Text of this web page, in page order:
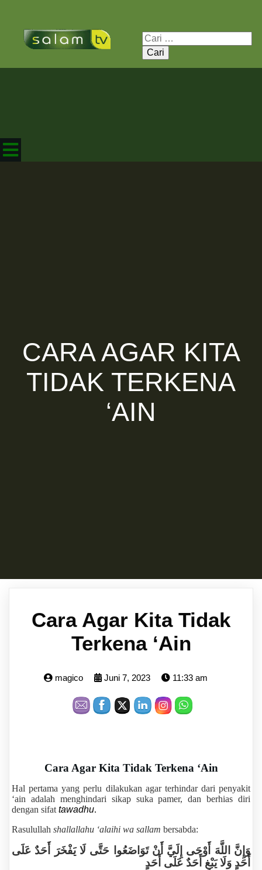
Cari
untuk:
CARA AGAR KITA
TIDAK TERKENA
‘AIN
Cara Agar Kita Tidak
Terkena ‘Ain
magico Juni 7, 2023 11:33 am
Cara Agar Kita Tidak Terkena ‘Ain
Hal pertama yang perlu dilakukan agar terhindar dari penyakit
‘ain adalah menghindari sikap suka pamer, dan berhias diri
dengan sifat tawadhu.
Rasulullah shallallahu ‘alaihi wa sallam bersabda:
وَإِنَّ اللَّهَ أَوْحَى إِلَيَّ أَنْ تَوَاضَعُوا حَتَّى لَا يَفْخَرَ أَحَدٌ عَلَى
أَحَدٍ وَلَا يَبْغِ أَحَدٌ عَلَى أَحَدٍ